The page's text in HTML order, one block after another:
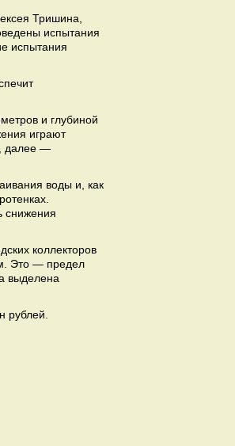
Тришина,
испытания
испытания
и глубиной
играют
далее —
воды и, как
снижения
коллекторов
Это — предел
выделена
рублей.